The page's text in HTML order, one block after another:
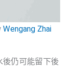
Wengang Zhai
後仍可能留下後